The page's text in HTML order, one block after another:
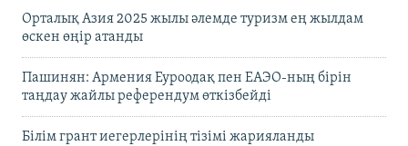
Орталық Азия 2025 жылы әлемде туризм ең жылдам
өскен өңір атанды
Пашинян: Армения Еуроодақ пен ЕАЭО-ның бірін
таңдау жайлы референдум өткізбейді
Білім грант иегерлерінің тізімі жарияланды